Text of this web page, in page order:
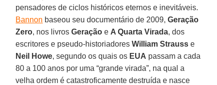
pensadores de ciclos históricos eternos e inevitáveis.
Bannon baseou seu documentário de 2009,Geração
Zero, nos livrosGeração e A Quarta Virada, dos
escritores e pseudo-historiadoresWilliam Strauss e
Neil Howe, segundo os quais os EUA passam a cada
80 a 100 anos por uma “grande virada”, na qual a
velha ordem é catastroficamente destruída e nasce